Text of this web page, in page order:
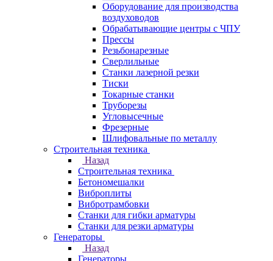
Оборудование для производства
воздуховодов
Обрабатывающие центры с ЧПУ
Прессы
Резьбонарезные
Сверлильные
Станки лазерной резки
Тиски
Токарные станки
Труборезы
Угловысечные
Фрезерные
Шлифовальные по металлу
Строительная техника
Назад
Строительная техника
Бетономешалки
Виброплиты
Вибротрамбовки
Станки для гибки арматуры
Станки для резки арматуры
Генераторы
Назад
Генераторы